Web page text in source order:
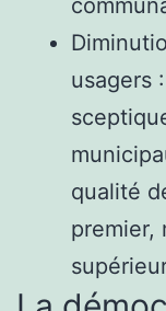
usagers
qualité
premier,